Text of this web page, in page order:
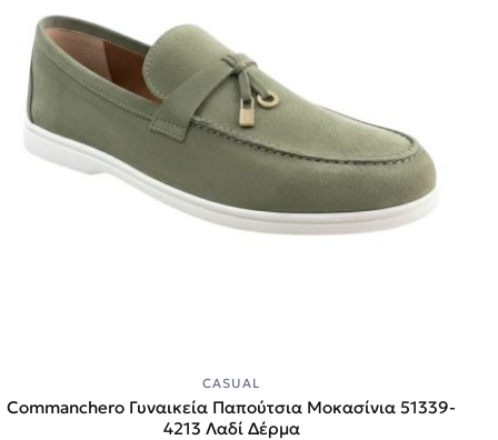
CASUAL
Commanchero Γυναικεία Παπούτσια Μοκασίνια 51339-
4213 Λαδί Δέρμα